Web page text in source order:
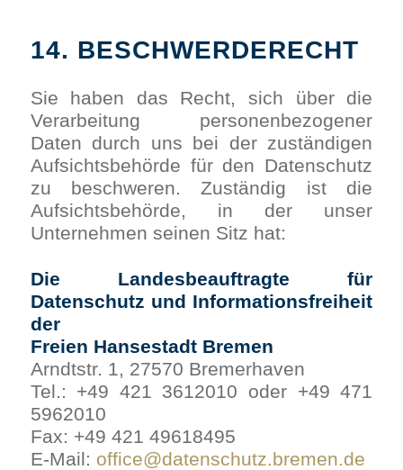
14. BESCHWERDERECHT
Sie haben das Recht, sich über die
Verarbeitung personenbezogener
Daten durch uns bei der zuständigen
Aufsichtsbehörde für den Datenschutz
zu beschweren. Zuständig ist die
Aufsichtsbehörde, in der unser
Unternehmen seinen Sitz hat:
Die Landesbeauftragte für
Datenschutz und Informationsfreiheit
der
Freien Hansestadt Bremen
Arndtstr. 1, 27570 Bremerhaven
Tel.: +49 421 3612010 oder +49 471
5962010
Fax: +49 421 49618495
E-Mail: office@datenschutz.bremen.de